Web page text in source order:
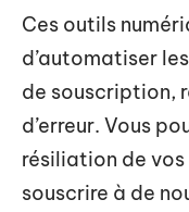
Ces outils
d’automatiser
de souscription,
d’erreur. Vous
résiliation de
souscrire à de